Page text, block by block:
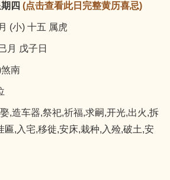
四 (点击查看此日完整黄历喜忌)
小) 十五 属虎
戊子日
南
,造车器,祭祀,祈福,求嗣,开光,出火,拆
匾,入宅,移徙,安床,栽种,入殓,破土,安